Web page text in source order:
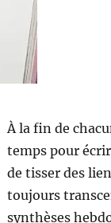
À la fin de
temps pour
de tisser des
toujours
synthèses